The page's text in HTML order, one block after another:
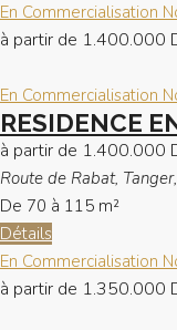
En Commercialisation
à partir de 1.400.000
En Commercialisation
RESIDENCE
à partir de 1.400.000
Route de Rabat,
De 70 à 115 m²
Détails
En Commercialisation
à partir de 1.350.000